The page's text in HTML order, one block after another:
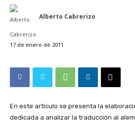
Alberto Cabrerizo
17 de enero de 2011
En este artículo se presenta la
dedicada a analizar la traducción al